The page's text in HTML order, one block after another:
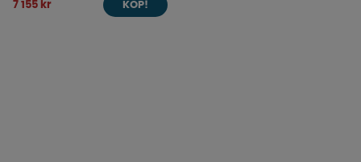
7 155 kr KÖP!